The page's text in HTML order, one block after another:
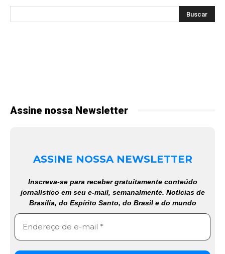
Assine nossa Newsletter
ASSINE NOSSA NEWSLETTER
Inscreva-se para receber gratuitamente conteúdo
jornalístico em seu e-mail, semanalmente. Notícias de
Brasília, do Espírito Santo, do Brasil e do mundo